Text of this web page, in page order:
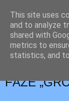
sobota 11. dubna 2015
FÁZE
This site uses
and to analyze
shared with
metrics to
statistics, and